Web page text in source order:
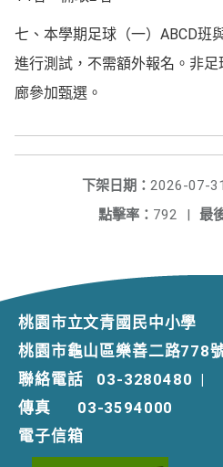
七、本學期足球（一）ABCD班
進行測試，不需額外報名。非
廊參加甄選。
下架日期： 2026-07-31
最
點擊率： 792 |
桃園市立文青國民中小學
桃園市龜山區樂善二路778
聯絡電話
03-3280480 |
傳真
03-3594000
電子信箱